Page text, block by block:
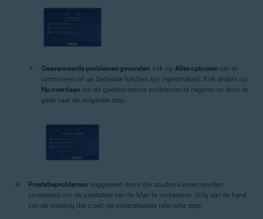
Geavanceerde problemen gevonden: klik op Alles oplossen om te
controleren of uw betaalde functies zijn ingeschakeld. Klik anders op
Nu overslaan om de gedetecteerde problemen te negeren en door te
gaan naar de volgende stap.
Prestatieproblemen: suggereert items die zouden kunnen worden
verwijderd om de prestaties van de Mac te verbeteren. Volg aan de hand
van de melding die u ziet, de onderstaande relevante stap: